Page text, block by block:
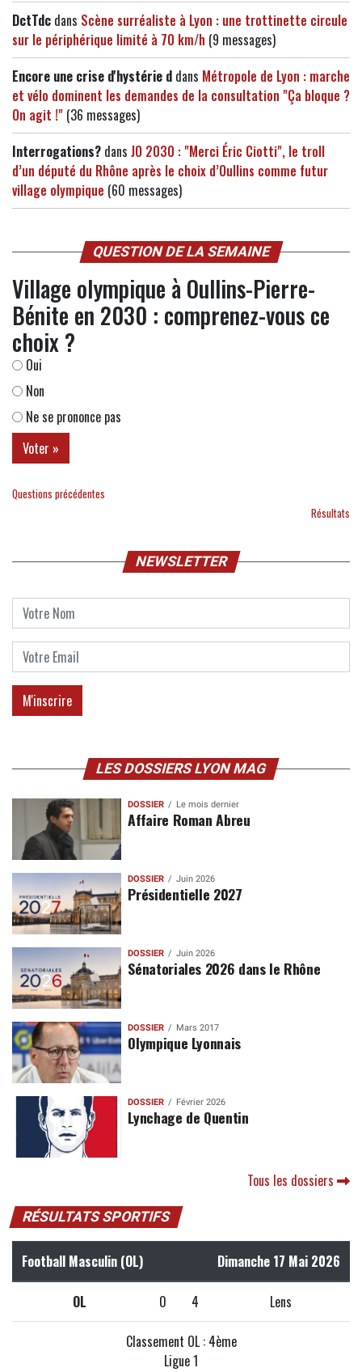
DctTdc dans Scène surréaliste à Lyon : une trottinette circule
sur le périphérique limité à 70 km/h (9 messages)
Encore une crise d'hystérie d dans Métropole de Lyon : marche
et vélo dominent les demandes de la consultation "Ça bloque ?
On agit !" (36 messages)
Interrogations? dans JO 2030 : "Merci Éric Ciotti", le troll
d’un député du Rhône après le choix d’Oullins comme futur
village olympique (60 messages)
QUESTION DE LA SEMAINE
Village olympique à Oullins-Pierre-
Bénite en 2030 : comprenez-vous ce
choix ?
Oui
Non
Ne se prononce pas
Questions précédentes
Résultats
NEWSLETTER
LES DOSSIERS LYON MAG
DOSSIER Le mois dernier
Affaire Roman Abreu
DOSSIER Juin 2026
Présidentielle 2027
DOSSIER Juin 2026
Sénatoriales 2026 dans le Rhône
DOSSIER Mars 2017
Olympique Lyonnais
DOSSIER Février 2026
Lynchage de Quentin
Tous les dossiers
RÉSULTATS SPORTIFS
Football Masculin (OL) Dimanche 17 Mai 2026
OL 0 4 Lens
Classement OL : 4ème
Ligue 1